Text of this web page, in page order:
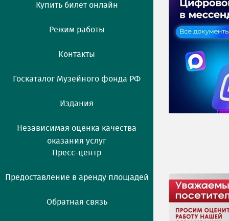
Купить билет онлайн
Режим работы
Контакты
Госкаталог Музейного фонда РФ
Издания
Независимая оценка качества
оказания услуг
Пресс-центр
Предоставление в аренду площадей
Обратная связь